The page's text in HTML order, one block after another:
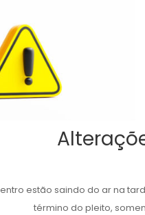
estão saindo do ar na
término do pleito,